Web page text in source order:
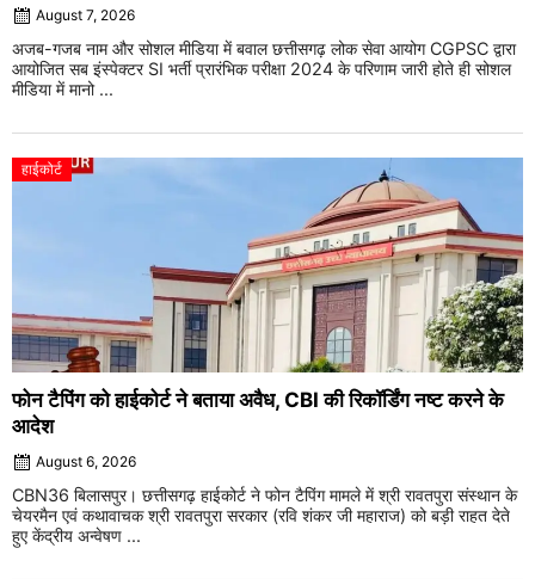
August 7, 2026
अजब-गजब नाम और सोशल मीडिया में बवाल छत्तीसगढ़ लोक सेवा आयोग CGPSC द्वारा
आयोजित सब इंस्पेक्टर SI भर्ती प्रारंभिक परीक्षा 2024 के परिणाम जारी होते ही सोशल
मीडिया में मानो ...
हाईकोर्ट
फोन टैपिंग को हाईकोर्ट ने बताया अवैध, CBI की रिकॉर्डिंग नष्ट करने के
आदेश
August 6, 2026
CBN36 बिलासपुर। छत्तीसगढ़ हाईकोर्ट ने फोन टैपिंग मामले में श्री रावतपुरा संस्थान के
चेयरमैन एवं कथावाचक श्री रावतपुरा सरकार (रवि शंकर जी महाराज) को बड़ी राहत देते
हुए केंद्रीय अन्वेषण ...